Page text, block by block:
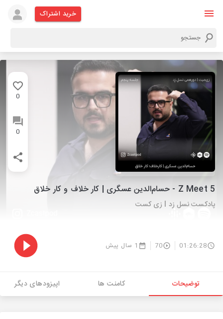
خرید اشتراک
0
0
Z Meet 5 - حسام‌الدین عسگری | کار خلاف و کار خلاق
پادکست نسل زد I زی کست
01:26:28
70 1 سال پیش
توضیحات کامنت ها اپیزودهای دیگر